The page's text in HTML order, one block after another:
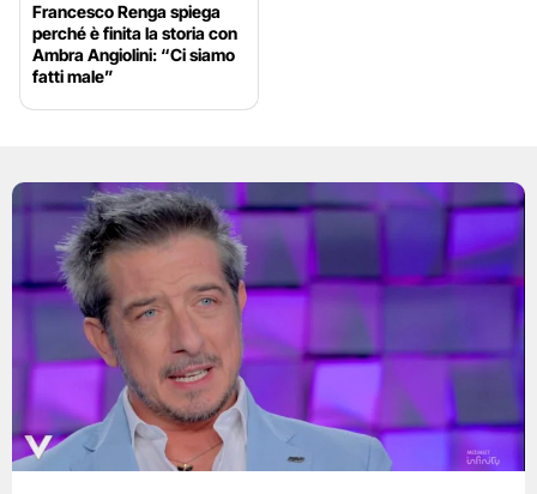
Francesco Renga spiega
perché è finita la storia con
Ambra Angiolini: “Ci siamo
fatti male”